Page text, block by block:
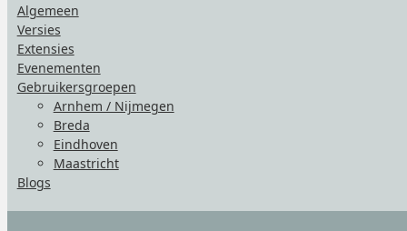
Algemeen
Versies
Extensies
Evenementen
Gebruikersgroepen
Arnhem / Nijmegen
Breda
Eindhoven
Maastricht
Blogs